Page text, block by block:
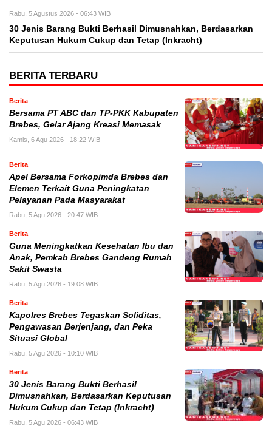
Rabu, 5 Agustus 2026 - 06:43 WIB
30 Jenis Barang Bukti Berhasil Dimusnahkan, Berdasarkan
Keputusan Hukum Cukup dan Tetap (Inkracht)
BERITA TERBARU
Berita
Bersama PT ABC dan TP-PKK Kabupaten
Brebes, Gelar Ajang Kreasi Memasak
Kamis, 6 Agu 2026 - 18:22 WIB
Berita
Apel Bersama Forkopimda Brebes dan
Elemen Terkait Guna Peningkatan
Pelayanan Pada Masyarakat
Rabu, 5 Agu 2026 - 20:47 WIB
Berita
Guna Meningkatkan Kesehatan Ibu dan
Anak, Pemkab Brebes Gandeng Rumah
Sakit Swasta
Rabu, 5 Agu 2026 - 19:08 WIB
Berita
Kapolres Brebes Tegaskan Soliditas,
Pengawasan Berjenjang, dan Peka
Situasi Global
Rabu, 5 Agu 2026 - 10:10 WIB
Berita
30 Jenis Barang Bukti Berhasil
Dimusnahkan, Berdasarkan Keputusan
Hukum Cukup dan Tetap (Inkracht)
Rabu, 5 Agu 2026 - 06:43 WIB